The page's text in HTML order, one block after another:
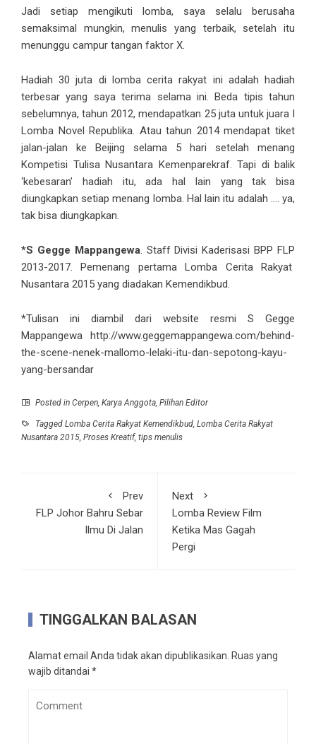
Jadi setiap mengikuti lomba, saya selalu berusaha
semaksimal mungkin, menulis yang terbaik, setelah itu
menunggu campur tangan faktor X.
Hadiah 30 juta di lomba cerita rakyat ini adalah hadiah
terbesar yang saya terima selama ini. Beda tipis tahun
sebelumnya, tahun 2012, mendapatkan 25 juta untuk juara I
Lomba Novel Republika. Atau tahun 2014 mendapat tiket
jalan-jalan ke Beijing selama 5 hari setelah menang
Kompetisi Tulisa Nusantara Kemenparekraf. Tapi di balik
‘kebesaran’ hadiah itu, ada hal lain yang tak bisa
diungkapkan setiap menang lomba. Hal lain itu adalah …. ya,
tak bisa diungkapkan.
*S Gegge Mappangewa. Staff Divisi Kaderisasi BPP FLP
2013-2017. Pemenang pertama Lomba Cerita Rakyat
Nusantara 2015 yang diadakan Kemendikbud.
*Tulisan ini diambil dari website resmi S Gegge
Mappangewa http://www.geggemappangewa.com/behind-
the-scene-nenek-mallomo-lelaki-itu-dan-sepotong-kayu-
yang-bersandar
Posted in Cerpen Karya Anggota Pilihan Editor
Tagged Lomba Cerita Rakyat Kemendikbud Lomba Cerita Rakyat
Nusantara 2015 Proses Kreatif, tips menulis
Prev
FLP Johor Bahru Sebar
Ilmu Di Jalan
Next
Lomba Review Film
Ketika Mas Gagah
Pergi
TINGGALKAN BALASAN
Alamat email Anda tidak akan dipublikasikan. Ruas yang
wajib ditandai *